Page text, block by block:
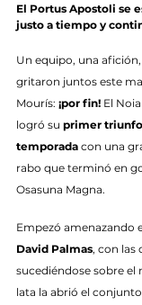
El Portus Apostoli se
justo a tiempo y
Un equipo, una
gritaron juntos este
Mourís: ¡por fin! El
logró su primer
temporada con una
rabo que terminó en
Osasuna Magna.
Empezó amenazando
David Palmas, con las
sucediéndose sobre el
lata la abrió el